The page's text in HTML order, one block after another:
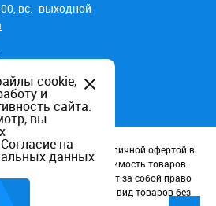
вс.- выходной
не является публичной офертой в
ГК РФ. Наличие и стоимость товаров
оставляют за собой право
и внешний вид товаров без
cookie,
и
сайта.
вы
Согласие на
данных